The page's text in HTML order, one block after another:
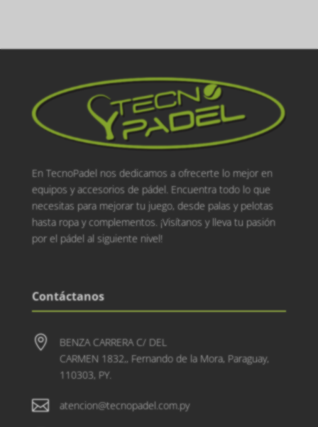
En TecnoPadel nos dedicamos a ofrecerte lo mejor en
equipos y accesorios de pádel. Encuentra todo lo que
necesitas para mejorar tu juego, desde palas y pelotas
hasta ropa y complementos. ¡Visítanos y lleva tu pasión
por el pádel al siguiente nivel!
Contáctanos

BENZA CARRERA C/ DEL
CARMEN 1832,, Fernando de la Mora, Paraguay,
110303, PY.
 atencion@tecnopadel.com.py